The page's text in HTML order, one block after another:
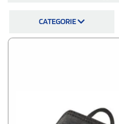
efficaci e testate, i loro costi
CATEGORIE